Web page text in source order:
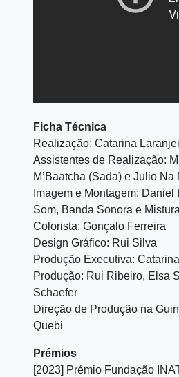
Ficha Técnica
Realização: Catarina
Assistentes de Realização:
M’Baatcha (Sada) e Julio Na
Imagem e Montagem: Daniel
Som, Banda Sonora e
Colorista: Gonçalo Ferreira
Design Gráfico: Rui Silva
Produção Executiva:
Produção: Rui Ribeiro, Elsa
Schaefer
Direção de Produção na
Quebi
Prémios
[2023] Prémio Fundação